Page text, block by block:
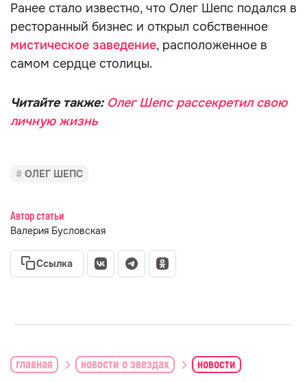
Ранее стало известно, что Олег Шепс подался в
ресторанный бизнес и открыл собственное
мистическое заведение, расположенное в
самом сердце столицы.
Читайте также: Олег Шепс рассекретил свою
личную жизнь
ОЛЕГ ШЕПС
Автор статьи
Валерия Бусловская
Ссылка
главная новости о звездах новости